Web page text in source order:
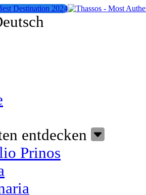
entdecken
Prinos